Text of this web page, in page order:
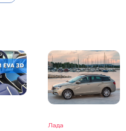
Лада